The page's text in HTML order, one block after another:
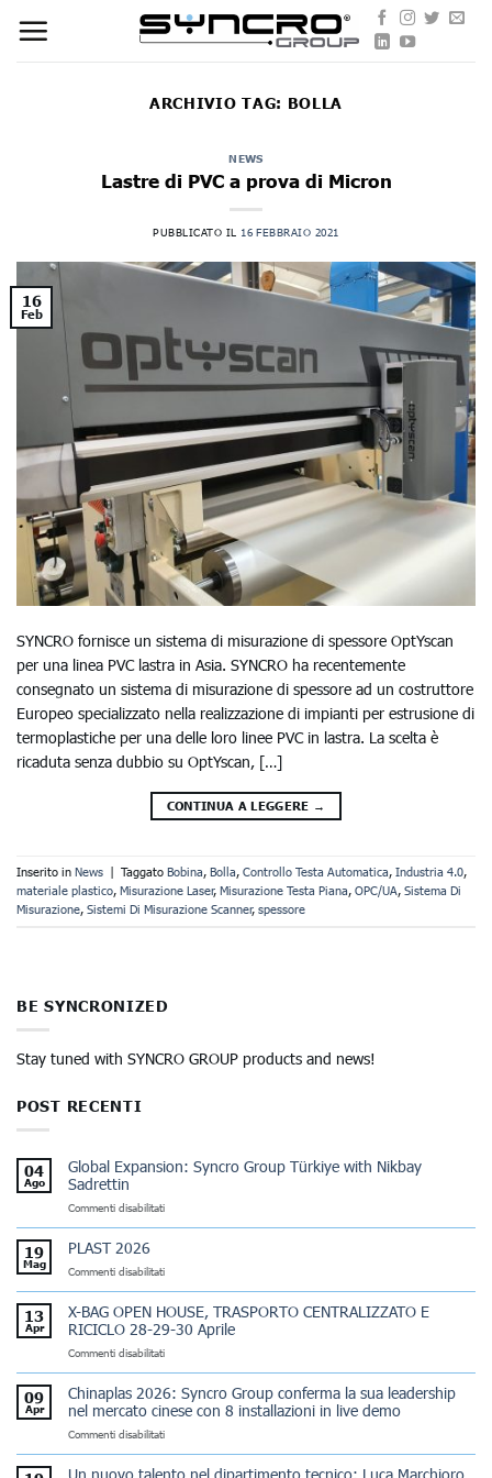
content
ARCHIVIO TAG: BOLLA
NEWS
Lastre di PVC a prova di Micron
PUBBLICATO IL 16 FEBBRAIO 2021
16
Feb
SYNCRO fornisce un sistema di misurazione di spessore OptYscan
per una linea PVC lastra in Asia. SYNCRO ha recentemente
consegnato un sistema di misurazione di spessore ad un costruttore
Europeo specializzato nella realizzazione di impianti per estrusione di
termoplastiche per una delle loro linee PVC in lastra. La scelta è
ricaduta senza dubbio su OptYscan, […]
CONTINUA A LEGGERE →
Inserito in News Taggato Bobina, Bolla, Controllo Testa Automatica, Industria 4.0,
materiale plastico, Misurazione Laser, Misurazione Testa Piana, OPC/UA, Sistema Di
Misurazione, Sistemi Di Misurazione Scanner, spessore
BE SYNCRONIZED
Stay tuned with SYNCRO GROUP products and news!
POST RECENTI
04
Ago
Global Expansion: Syncro Group Türkiye with Nikbay
Sadrettin
Commenti disabilitatisu
Group
Türkiye
with
Nikbay
Sadrettin
19
Mag
PLAST 2026
Commenti disabilitatisu
2026
13
Apr
X-BAG OPEN HOUSE, TRASPORTO CENTRALIZZATO E
RICICLO 28-29-30 Aprile
Commenti disabilitatisu
BAG
OPEN
HOUSE,
TRASPORTO
CENTRALIZZATO
09
Apr
Chinaplas 2026: Syncro Group conferma la sua leadership
nel mercato cinese con 8 installazioni in live demo
Commenti disabilitatisu
2026: